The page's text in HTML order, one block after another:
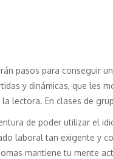
pasos para conseguir
y dinámicas, que les
lectora. En clases de
de poder utilizar el
laboral tan exigente y
mantiene tu mente